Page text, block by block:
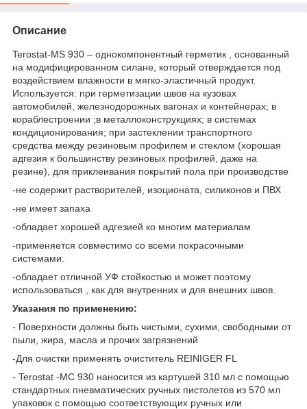
Описание
Terostat-МS 930 – однокомпонентный герметик , основанный
на модифицированном силане, который отверждается под
воздействием влажности в мягко-эластичный продукт.
Используется: при герметизации швов на кузовах
автомобилей, железнодорожных вагонах и контейнерах; в
кораблестроении ;в металлоконструкциях; в системах
кондиционирования; при застеклении транспортного
средства между резиновым профилем и стеклом (хорошая
адгезия к большинству резиновых профилей, даже на
резине), для приклеивания покрытий пола при производстве
-не содержит растворителей, изоционата, силиконов и ПВХ
-не имеет запаха
-обладает хорошей адгезией ко многим материалам
-применяется совместимо со всеми покрасочными
системами.
-обладает отличной УФ стойкостью и может поэтому
использоваться , как для внутренних и для внешних швов.
Указания по применению:
- Поверхности должны быть чистыми, сухими, свободными от
пыли, жира, масла и прочих загрязнений
-Для очистки применять очиститель REINIGER FL
- Terostat -МС 930 наносится из картушей 310 мл с помощью
стандартных пневматических ручных пистолетов из 570 мл
упаковок с помощью соответствующих ручных или